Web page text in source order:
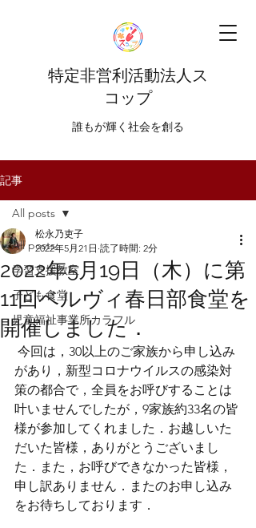
特定非営利活動法人ス
コップ
​​誰もが輝く社会を創る
記事
All posts
学習支援教室
子ども食堂
児童福祉事業所カラフル
All posts
2022年5月19日（木）に第
11回ベルヴィ春日部食堂を
開催しました．
松永乃吏子
2022年5月21日 読了時間: 2分
があり，新型コロナウイルスの感染対
策の都合で，全員をお呼びすることは
叶いませんでしたが，9家族約33名の皆
様が参加してくれました．お越しいた
だいた皆様，ありがとうございまし
た．また，お呼びできなかった皆様，
申し訳ありません．またのお申し込み
をお待ちしております．